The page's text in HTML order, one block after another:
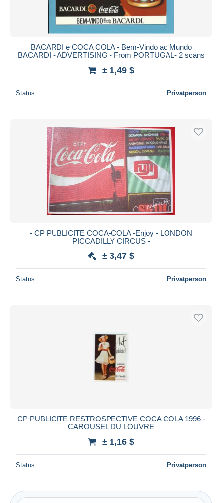
BACARDI e COCA COLA - Bem-Vindo ao Mundo
BACARDI - ADVERTISING - From PORTUGAL- 2 scans
± 1,49 $
Status Privatperson
- CP PUBLICITE COCA-COLA -Enjoy - LONDON
PICCADILLY CIRCUS -
± 3,47 $
Status Privatperson
CP PUBLICITE RESTROSPECTIVE COCA COLA 1996 -
CAROUSEL DU LOUVRE
± 1,16 $
Status Privatperson